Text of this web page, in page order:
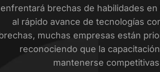
enfrentará brechas de habilidades
al rápido avance de tecnologías
muchas empresas están
reconociendo que la
mantenerse